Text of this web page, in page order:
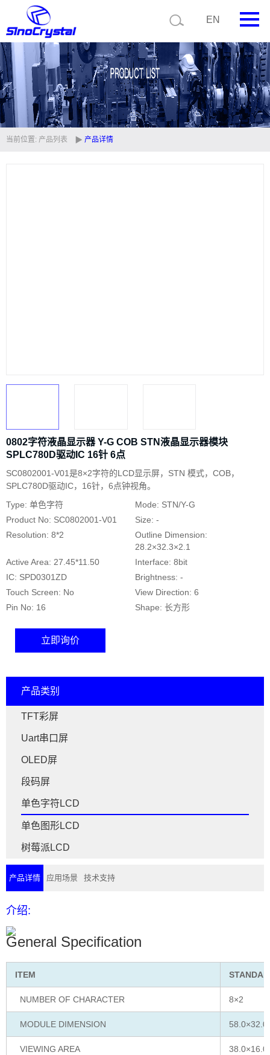
EN
首页
公司简介
产品中心
技术支持
当前位置: 产品列表 产品详情
0802字符液晶显示器 Y-G COB STN液晶显示器模块
SPLC780D驱动IC 16针 6点
SC0802001-V01是8×2字符的LCD显示屏，STN 模式，COB，
SPLC780D驱动IC，16针，6点钟视角。
Type: 单色字符
Mode: STN/Y-G
Product No: SC0802001-V01
Size: -
Resolution: 8*2
Outline Dimension:
28.2×32.3×2.1
Active Area: 27.45*11.50
Interface: 8bit
IC: SPD0301ZD
Brightness: -
Touch Screen: No
View Direction: 6
Pin No: 16
Shape: 长方形
立即询价
产品类别
TFT彩屏
Uart串口屏
OLED屏
段码屏
单色字符LCD
单色图形LCD
树莓派LCD
产品详情 应用场景 技术支持
介绍:
General Specification
ITEM
NUMBER OF CHARACTER 8×2
MODULE DIMENSION
VIEWING AREA 38.0×16.0